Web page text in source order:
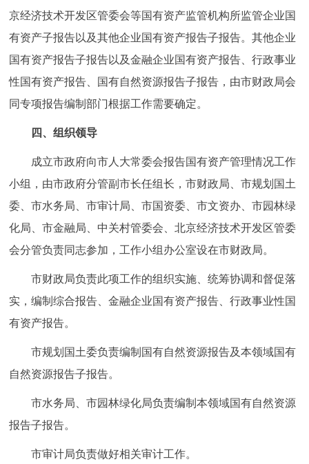
京经济技术开发区管委会等国有资产监管机构所监管企业国
有资产子报告以及其他企业国有资产报告子报告。其他企业
国有资产报告子报告以及金融企业国有资产报告、行政事业
性国有资产报告、国有自然资源报告子报告，由市财政局会
同专项报告编制部门根据工作需要确定。
四、组织领导
成立市政府向市人大常委会报告国有资产管理情况工作
小组，由市政府分管副市长任组长，市财政局、市规划国土
委、市水务局、市审计局、市国资委、市文资办、市园林绿
化局、市金融局、中关村管委会、北京经济技术开发区管委
会分管负责同志参加，工作小组办公室设在市财政局。
市财政局负责此项工作的组织实施、统筹协调和督促落
实，编制综合报告、金融企业国有资产报告、行政事业性国
有资产报告。
市规划国土委负责编制国有自然资源报告及本领域国有
自然资源报告子报告。
市水务局、市园林绿化局负责编制本领域国有自然资源
报告子报告。
市审计局负责做好相关审计工作。